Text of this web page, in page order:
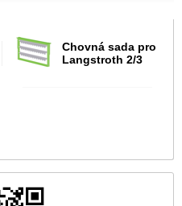
Chovná sada pro
Langstroth 2/3